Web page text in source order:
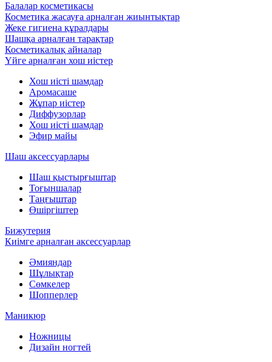
Балалар косметикасы
Косметика жасауға арналған жиынтықтар
Жеке гигиена құралдары
Шашқа арналған тарақтар
Косметикалық айналар
Үйге арналған хош иістер
Хош иісті шамдар
Аромасаше
Жұпар иістер
Диффузорлар
Хош иісті шамдар
Эфир майы
Шаш аксессуарлары
Шаш қыстырғыштар
Тоғыншалар
Таңғыштар
Өшіргіштер
Бижутерия
Киімге арналған аксессуарлар
Әмияндар
Шұлықтар
Сөмкелер
Шопперлер
Маникюр
Ножницы
Дизайн ногтей